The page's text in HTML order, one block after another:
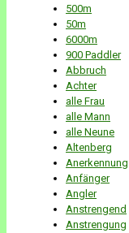
500m
50m
6000m
900 Paddler
Abbruch
Achter
alle Frau
alle Mann
alle Neune
Altenberg
Anerkennung
Anfänger
Angler
Anstrengend
Anstrengung